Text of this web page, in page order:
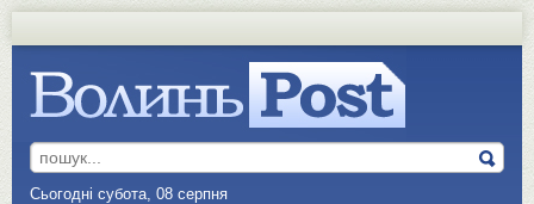
Сьогодні субота, 08 серпня